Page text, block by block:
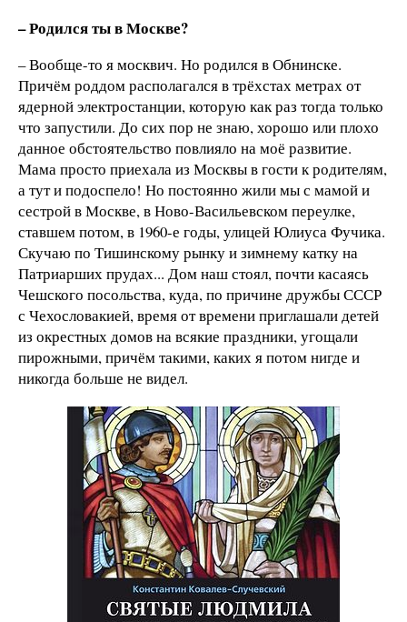
– Родился ты в Москве?
– Вообще-то я москвич. Но родился в Обнинске.
Причём роддом располагался в трёхстах метрах от
ядерной электростанции, которую как раз тогда только
что запустили. До сих пор не знаю, хорошо или плохо
данное обстоятельство повлияло на моё развитие.
Мама просто приехала из Москвы в гости к родителям,
а тут и подоспело! Но постоянно жили мы с мамой и
сестрой в Москве, в Ново-Васильевском переулке,
ставшем потом, в 1960-е годы, улицей Юлиуса Фучика.
Скучаю по Тишинскому рынку и зимнему катку на
Патриарших прудах... Дом наш стоял, почти касаясь
Чешского посольства, куда, по причине дружбы СССР
с Чехословакией, время от времени приглашали детей
из окрестных домов на всякие праздники, угощали
пирожными, причём такими, каких я потом нигде и
никогда больше не видел.